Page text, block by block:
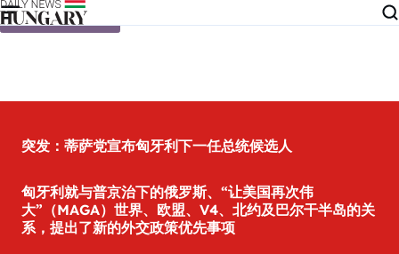
Skip to content
突发：蒂萨党宣布匈牙利下一任总统候选人
匈牙利就与普京治下的俄罗斯、“让美国再次伟
大”（MAGA）世界、欧盟、V4、北约及巴尔干半岛的关
系，提出了新的外交政策优先事项